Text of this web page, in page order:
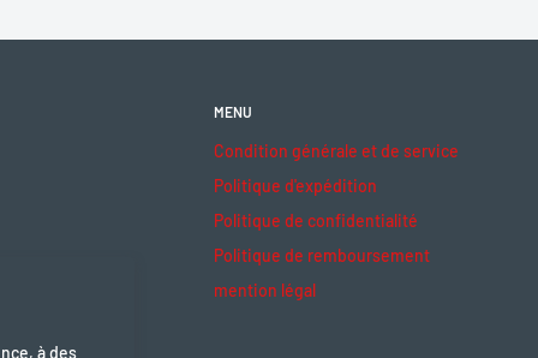
à des
MENU
Condition générale et de service
Politique d'expédition
Politique de confidentialité
Politique de remboursement
mention légal